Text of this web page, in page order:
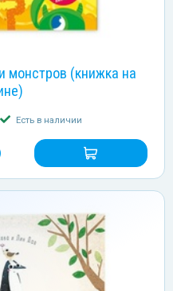
монстров (книжка на
Есть в наличии